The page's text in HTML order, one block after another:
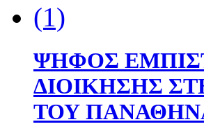
ΨΗΦΟΣ
ΔΙΟΙΚΗΣΗΣ
ΤΟΥ